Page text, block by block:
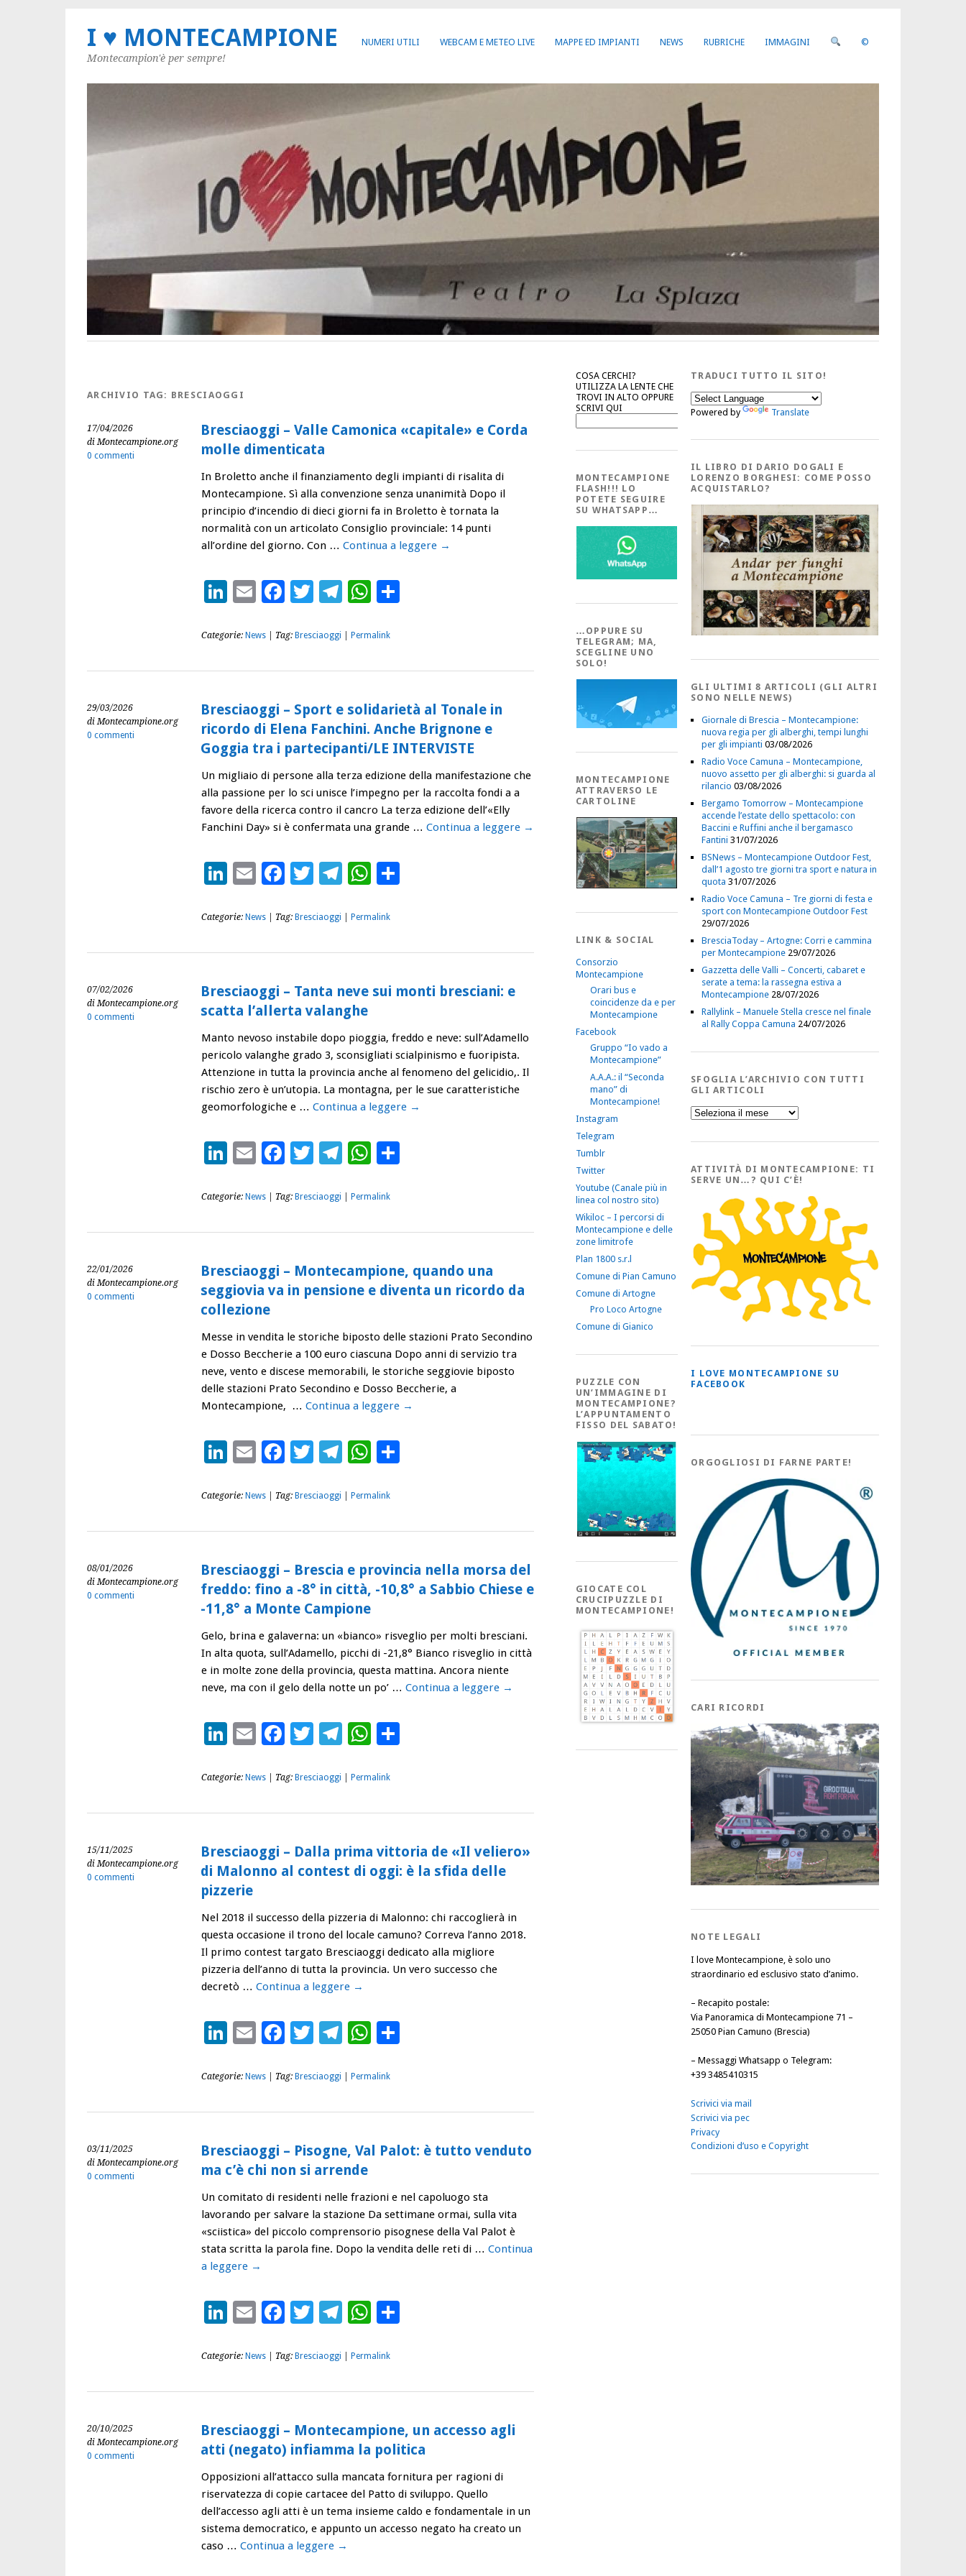
NUMERI UTILI WEBCAM E METEO LIVE MAPPE ED IMPIANTI NEWS RUBRICHE IMMAGINI ©
I ♥ MONTECAMPIONE
Montecampion'è per sempre!
ARCHIVIO TAG: BRESCIAOGGI
17/04/2026
di Montecampione.org
0 commenti
Bresciaoggi – Valle Camonica «capitale» e Corda
molle dimenticata
In Broletto anche il finanziamento degli impianti di risalita di
Montecampione. Sì alla convenzione senza unanimità Dopo il
principio d’incendio di dieci giorni fa in Broletto è tornata la
normalità con un articolato Consiglio provinciale: 14 punti
all’ordine del giorno. Con … Continua a leggere →
LinkedIn
EmailFacebook
Twitter
Telegram
WhatsApp
Condividi
Categorie: News| Tag: Bresciaoggi Permalink
29/03/2026
di Montecampione.org
0 commenti
Bresciaoggi – Sport e solidarietà al Tonale in
ricordo di Elena Fanchini. Anche Brignone e
Goggia tra i partecipanti/LE INTERVISTE
Un migliaio di persone alla terza edizione della manifestazione che
alla passione per lo sci unisce l’impegno per la raccolta fondi a a
favore della ricerca contro il cancro La terza edizione dell’«Elly
Fanchini Day» si è confermata una grande … Continua a leggere →
LinkedIn
EmailFacebook
Twitter
Telegram
WhatsApp
Condividi
Categorie: News| Tag: Bresciaoggi Permalink
07/02/2026
di Montecampione.org
0 commenti
Bresciaoggi – Tanta neve sui monti bresciani: e
scatta l’allerta valanghe
Manto nevoso instabile dopo pioggia, freddo e neve: sull’Adamello
pericolo valanghe grado 3, sconsigliati scialpinismo e fuoripista.
Attenzione in tutta la provincia anche al fenomeno del gelicidio,. Il
rischio zero è un’utopia. La montagna, per le sue caratteristiche
geomorfologiche e … Continua a leggere →
LinkedIn
EmailFacebook
Twitter
Telegram
WhatsApp
Condividi
Categorie: News| Tag: Bresciaoggi Permalink
22/01/2026
di Montecampione.org
0 commenti
Bresciaoggi – Montecampione, quando una
seggiovia va in pensione e diventa un ricordo da
collezione
Messe in vendita le storiche biposto delle stazioni Prato Secondino
e Dosso Beccherie a 100 euro ciascuna Dopo anni di servizio tra
neve, vento e discese memorabili, le storiche seggiovie biposto
delle stazioni Prato Secondino e Dosso Beccherie, a
Montecampione, … Continua a leggere →
LinkedIn
EmailFacebook
Twitter
Telegram
WhatsApp
Condividi
Categorie: News| Tag: Bresciaoggi Permalink
08/01/2026
di Montecampione.org
0 commenti
Bresciaoggi – Brescia e provincia nella morsa del
freddo: fino a -8° in città, -10,8° a Sabbio Chiese e
-11,8° a Monte Campione
Gelo, brina e galaverna: un «bianco» risveglio per molti bresciani.
In alta quota, sull’Adamello, picchi di -21,8° Bianco risveglio in città
e in molte zone della provincia, questa mattina. Ancora niente
neve, ma con il gelo della notte un po’ … Continua a leggere →
LinkedIn
EmailFacebook
Twitter
Telegram
WhatsApp
Condividi
Categorie: News| Tag: Bresciaoggi Permalink
15/11/2025
di Montecampione.org
0 commenti
Bresciaoggi – Dalla prima vittoria de «Il veliero»
di Malonno al contest di oggi: è la sfida delle
pizzerie
Nel 2018 il successo della pizzeria di Malonno: chi raccoglierà in
questa occasione il trono del locale camuno? Correva l’anno 2018.
Il primo contest targato Bresciaoggi dedicato alla migliore
pizzeria dell’anno di tutta la provincia. Un vero successo che
decretò … Continua a leggere →
LinkedIn
EmailFacebook
Twitter
Telegram
WhatsApp
Condividi
Categorie: News| Tag: Bresciaoggi Permalink
03/11/2025
di Montecampione.org
0 commenti
Bresciaoggi – Pisogne, Val Palot: è tutto venduto
ma c’è chi non si arrende
Un comitato di residenti nelle frazioni e nel capoluogo sta
lavorando per salvare la stazione Da settimane ormai, sulla vita
«sciistica» del piccolo comprensorio pisognese della Val Palot è
stata scritta la parola fine. Dopo la vendita delle reti di … Continua
a leggere →
LinkedIn
EmailFacebook
Twitter
Telegram
WhatsApp
Condividi
Categorie: News| Tag: Bresciaoggi Permalink
20/10/2025
di Montecampione.org
0 commenti
Bresciaoggi – Montecampione, un accesso agli
atti (negato) infiamma la politica
Opposizioni all’attacco sulla mancata fornitura per ragioni di
riservatezza di copie cartacee del Patto di sviluppo. Quello
dell’accesso agli atti è un tema insieme caldo e fondamentale in un
sistema democratico, e appunto un accesso negato ha creato un
caso … Continua a leggere →
COSA CERCHI?
UTILIZZA LA LENTE CHE
TROVI IN ALTO OPPURE
SCRIVI QUI
Cerca
MONTECAMPIONE
FLASH!!! LO
POTETE SEGUIRE
SU WHATSAPP…
…OPPURE SU
TELEGRAM; MA,
SCEGLINE UNO
SOLO!
MONTECAMPIONE
ATTRAVERSO LE
CARTOLINE
LINK & SOCIAL
Consorzio
Montecampione
Orari bus e
coincidenze da e per
Montecampione
Facebook
Gruppo “Io vado a
Montecampione”
A.A.A.: il “Seconda
mano” di
Montecampione!
Instagram
Telegram
Tumblr
Twitter
Youtube (Canale più in
linea col nostro sito)
Wikiloc – I percorsi di
Montecampione e delle
zone limitrofe
Plan 1800 s.r.l
Comune di Pian Camuno
Comune di Artogne
Pro Loco Artogne
Comune di Gianico
PUZZLE CON
UN’IMMAGINE DI
MONTECAMPIONE?
L’APPUNTAMENTO
FISSO DEL SABATO!
GIOCATE COL
CRUCIPUZZLE DI
MONTECAMPIONE!
TRADUCI TUTTO IL SITO!
Powered by Translate
IL LIBRO DI DARIO DOGALI E
LORENZO BORGHESI: COME POSSO
ACQUISTARLO?
GLI ULTIMI 8 ARTICOLI (GLI ALTRI
SONO NELLE NEWS)
Giornale di Brescia – Montecampione:
nuova regia per gli alberghi, tempi lunghi
per gli impianti 03/08/2026
Radio Voce Camuna – Montecampione,
nuovo assetto per gli alberghi: si guarda al
rilancio 03/08/2026
Bergamo Tomorrow – Montecampione
accende l’estate dello spettacolo: con
Baccini e Ruffini anche il bergamasco
Fantini 31/07/2026
BSNews – Montecampione Outdoor Fest,
dall’1 agosto tre giorni tra sport e natura in
quota 31/07/2026
Radio Voce Camuna – Tre giorni di festa e
sport con Montecampione Outdoor Fest
29/07/2026
BresciaToday – Artogne: Corri e cammina
per Montecampione 29/07/2026
Gazzetta delle Valli – Concerti, cabaret e
serate a tema: la rassegna estiva a
Montecampione 28/07/2026
Rallylink – Manuele Stella cresce nel finale
al Rally Coppa Camuna 24/07/2026
SFOGLIA L’ARCHIVIO CON TUTTI
GLI ARTICOLI
Sfoglia
l’Archivio
tutti
Articoli
ATTIVITÀ DI MONTECAMPIONE: TI
SERVE UN…? QUI C’È!
I LOVE MONTECAMPIONE SU
FACEBOOK
ORGOGLIOSI DI FARNE PARTE!
CARI RICORDI
NOTE LEGALI
I love Montecampione, è solo uno
straordinario ed esclusivo stato d’animo.
– Recapito postale:
Via Panoramica di Montecampione 71 –
25050 Pian Camuno (Brescia)
– Messaggi Whatsapp o Telegram:
+39 3485410315
Scrivici via mail
Scrivici via pec
Privacy
Condizioni d’uso e Copyright